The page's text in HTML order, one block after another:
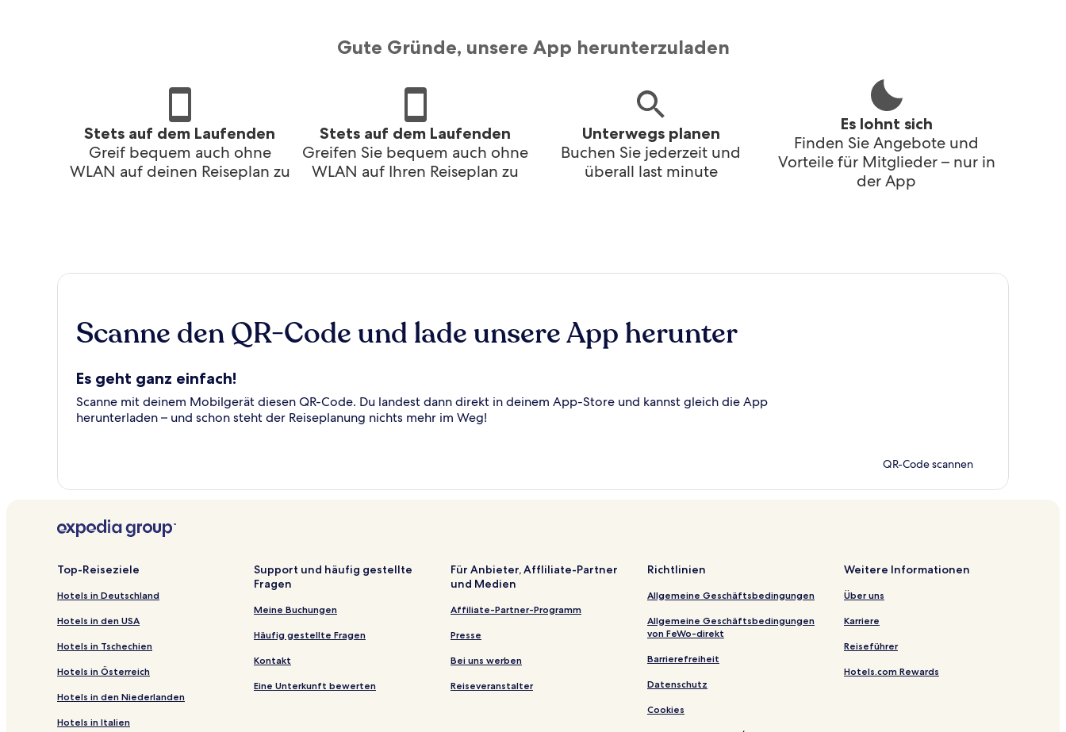
Gute Gründe, unsere App herunterzuladen
Stets auf dem Laufenden
Greif bequem auch ohne
WLAN auf deinen Reiseplan zu
Stets auf dem Laufenden
Greifen Sie bequem auch ohne
WLAN auf Ihren Reiseplan zu
Unterwegs planen
Buchen Sie jederzeit und
überall last minute
Es lohnt sich
Finden Sie Angebote und
Vorteile für Mitglieder – nur in
der App
Scanne den QR-Code und lade unsere App herunter
Es geht ganz einfach!
Scanne mit deinem Mobilgerät diesen QR-Code. Du landest dann direkt in deinem App-Store und kannst gleich die App
herunterladen – und schon steht der Reiseplanung nichts mehr im Weg!
QR-Code scannen
Top-Reiseziele
Hotels in Deutschland
Hotels in den USA
Hotels in Tschechien
Hotels in Österreich
Hotels in den Niederlanden
Hotels in Italien
Support und häufig gestellte
Fragen
Meine Buchungen
Häufig gestellte Fragen
Kontakt
Eine Unterkunft bewerten
Für Anbieter, Affliliate-Partner
und Medien
Affiliate-Partner-Programm
Presse
Bei uns werben
Reiseveranstalter
Richtlinien
Allgemeine Geschäftsbedingungen
Allgemeine Geschäftsbedingungen
von FeWo-direkt
Barrierefreiheit
Datenschutz
Cookies
Weitere Informationen
Über uns
Karriere
Reiseführer
Hotels.com Rewards